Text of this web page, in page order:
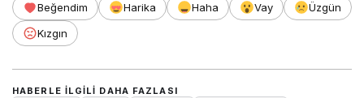
Beğendim Harika Haha Vay
Üzgün
Kızgın
HABERLE ILGILI DAHA FAZLASI